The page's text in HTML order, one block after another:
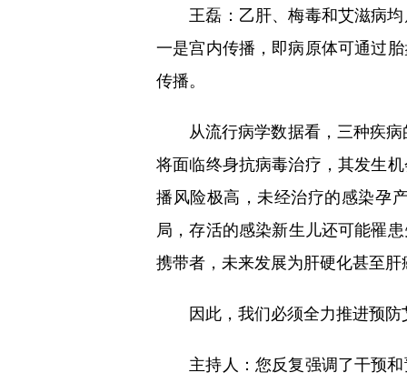
王磊：乙肝、梅毒和艾滋病均
一是宫内传播，即病原体可通过
传播。
从流行病学数据看，三种疾病
将面临终身抗病毒治疗，其发生
播风险极高，未经治疗的感染孕
局，存活的感染新生儿还可能罹
携带者，未来发展为肝硬化甚至
因此，我们必须全力推进预防
主持人：您反复强调了干预和